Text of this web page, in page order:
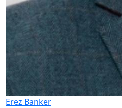
Erez Banker